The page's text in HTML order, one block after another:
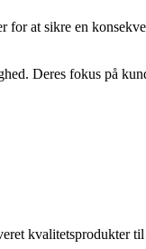
for at sikre en
Deres fokus på
kvalitetsprodukter